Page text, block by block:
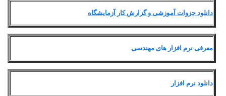
دانلود جزوات آموزشی و گزارش کار آزمایشگاه
معرفی نرم افزار های مهندسی
دانلود نرم افزار